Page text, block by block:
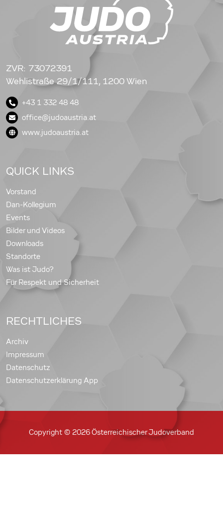
ZVR: 73072391
Wehlistraße 29/1/111, 1200 Wien
+43 1 332 48 48
office@judoaustria.at
www.judoaustria.at
QUICK LINKS
Vorstand
Dan-Kollegium
Events
Bilder und Videos
Downloads
Standorte
Was ist Judo?
Für Respekt und Sicherheit
RECHTLICHES
Archiv
Impressum
Datenschutz
Datenschutzerklärung App
Copyright © 2026 Österreichischer Judoverband